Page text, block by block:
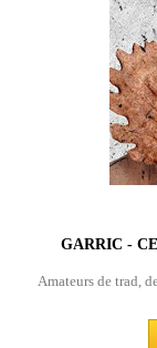
GARRIC -
Amateurs de trad,